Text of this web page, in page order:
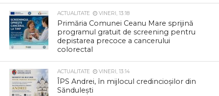
ACTUALITATE VINERI, 13:18
Primăria Comunei Ceanu Mare sprijină
programul gratuit de screening pentru
depistarea precoce a cancerului
colorectal
ACTUALITATE VINERI, 13:14
ÎPS Andrei, în mijlocul credincioșilor din
Săndulești